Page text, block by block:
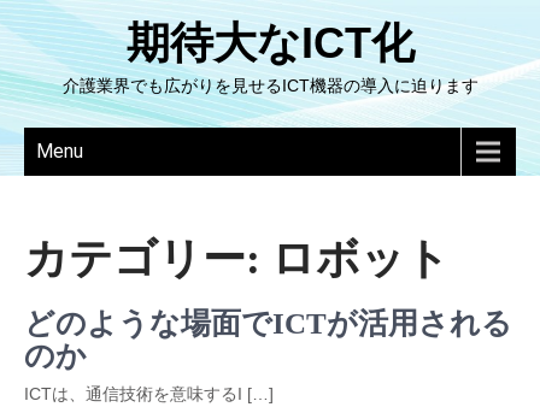
期待大なICT化
介護業界でも広がりを見せるICT機器の導入に迫ります
Menu
カテゴリー: ロボット
どのような場面でICTが活用される
のか
ICTは、通信技術を意味するI […]